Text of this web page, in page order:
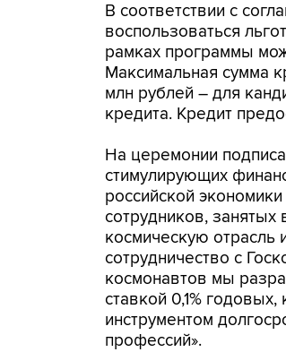
В соответствии с
воспользоваться
рамках программы
Максимальная сумма
млн рублей – для
кредита. Кредит
На церемонии
стимулирующих
российской
сотрудников, занятых
космическую отрасль
сотрудничество с
космонавтов мы
ставкой 0,1%
инструментом
профессий».